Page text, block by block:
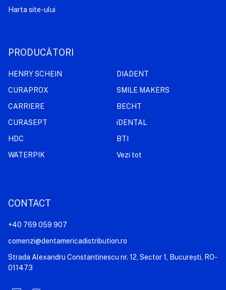
Harta site-ului
PRODUCĂTORI
HENRY SCHEIN
CURAPROX
CARRIERE
CURASEPT
HDC
WATERPIK
DIADENT
SMILE MAKERS
BECHT
iDENTAL
BTI
Vezi tot
CONTACT
+40 769 059 907
comenzi@dentamericadistribution.ro
Strada Alexandru Constantinescu nr. 12, Sector 1, București, RO-
011473